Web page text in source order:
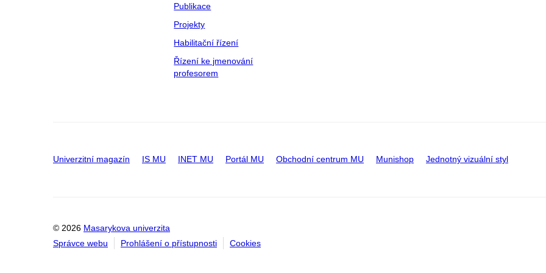
Publikace
Projekty
Habilitační řízení
Řízení ke jmenování
profesorem
Univerzitní magazín IS MU INET MU Portál MU Obchodní centrum MU Munishop Jednotný vizuální styl
© 2026 Masarykova univerzita
Správce webu
Prohlášení o přístupnosti Cookies